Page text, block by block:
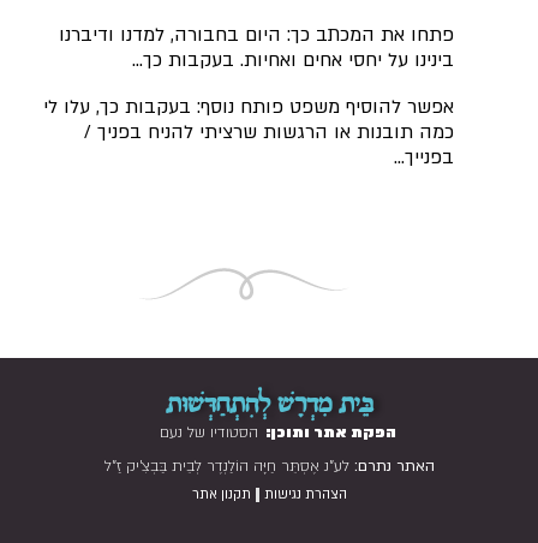
פתחו את המכתב כך: היום בחבורה, למדנו ודיברנו
בינינו על יחסי אחים ואחיות. בעקבות כך…
אפשר להוסיף משפט פותח נוסף: בעקבות כך, עלו לי
כמה תובנות או הרגשות שרציתי להניח בפניך /
בפנייך…
בֵּית מִדְרָשׁ לְהִתְחַדְּשׁוּת
הפקת אתר ותוכן: הסטודיו של נעם
האתר נתרם:לע"נ אֶסְתֵּר חַיָּה הוֹלַנְדֶר לְבֵית בַּבְצִ'יק זַ"ל
הצהרת נגישות | תקנון אתר